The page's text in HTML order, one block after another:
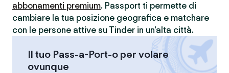
abbonamenti premium. Passport ti permette di
cambiare la tua posizione geografica e matchare
con le persone attive su Tinder in un'alta città.
Il tuo Pass-a-Port-o per volare
ovunque